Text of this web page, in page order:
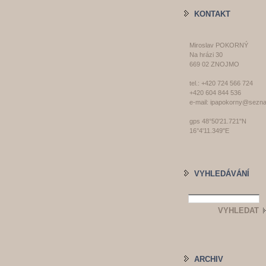
KONTAKT
Miroslav POKORNÝ
Na hrázi 30
669 02 ZNOJMO
tel.: +420 724 566 724
+420 604 844 536
e-mail:
gps 48°50'21.721"N
16°4'11.349"E
VYHLEDÁVÁNÍ
ARCHIV